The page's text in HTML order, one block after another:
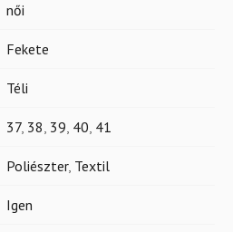
női
Fekete
Téli
37, 38, 39, 40, 41
Poliészter, Textil
Igen